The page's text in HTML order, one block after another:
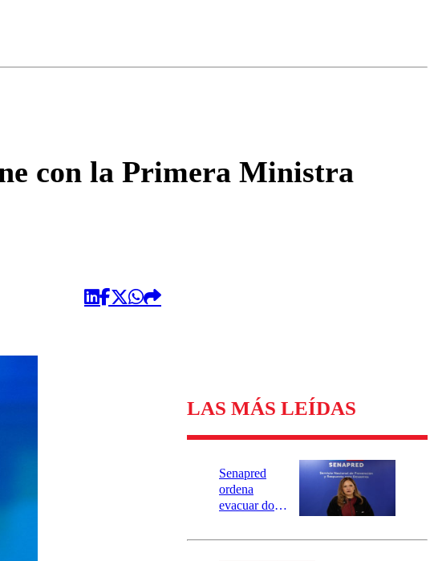
con la Primera Ministra
LAS MÁS LEÍDAS
Senapred
ordena
evacuar dos
Carahue por